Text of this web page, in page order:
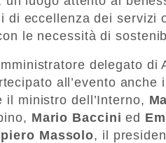
di eccellenza dei servizi
le necessità di
delegato di
all’evento
il ministro dell’Interno,
Mario Baccini ed
Massolo, il